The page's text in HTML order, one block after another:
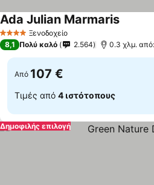
4 ΑστέριαΞενοδοχείο
Ada Julian Marmaris
8,1 Πολύ καλό 2.564 0.3 χλμ.
Από 107 €
Τιμές από 4 ιστότοπους
Δημοφιλής επιλογή